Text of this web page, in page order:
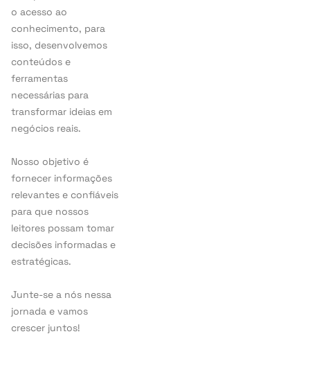
o acesso ao
conhecimento, para
isso, desenvolvemos
conteúdos e
ferramentas
necessárias para
transformar ideias em
negócios reais.
Nosso objetivo é
fornecer informações
relevantes e confiáveis
para que nossos
leitores possam tomar
decisões informadas e
estratégicas.
Junte-se a nós nessa
jornada e vamos
crescer juntos!